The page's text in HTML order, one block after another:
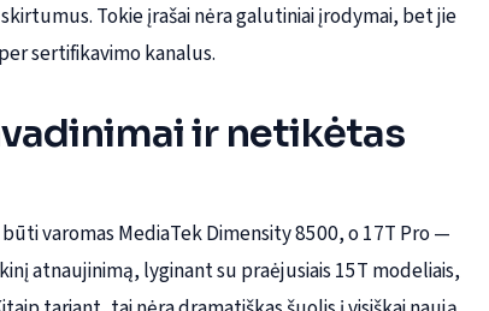
Tokie įrašai nėra galutiniai įrodymai, bet jie
sertifikavimo kanalus.
ir netikėtas
varomas MediaTek Dimensity 8500, o 17T Pro —
atnaujinimą, lyginant su praėjusiais 15T modeliais,